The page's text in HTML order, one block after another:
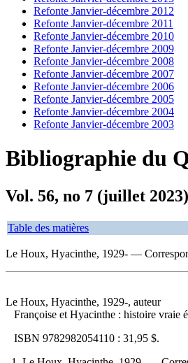
Refonte Janvier-décembre 2012
Refonte Janvier-décembre 2011
Refonte Janvier-décembre 2010
Refonte Janvier-décembre 2009
Refonte Janvier-décembre 2008
Refonte Janvier-décembre 2007
Refonte Janvier-décembre 2006
Refonte Janvier-décembre 2005
Refonte Janvier-décembre 2004
Refonte Janvier-décembre 2003
Bibliographie du
Vol. 56, no 7 (juillet 2023)
Table des matières
Le Houx, Hyacinthe, 1929- —
Le Houx, Hyacinthe, 1929-, auteur
Françoise et Hyacinthe : histoire vraie
ISBN 9782982054110 : 31,95 $.